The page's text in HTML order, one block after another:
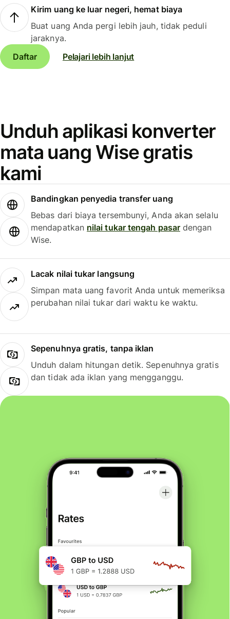
Kirim uang ke luar negeri, hemat biaya
Buat uang Anda pergi lebih jauh, tidak peduli
jaraknya.
Daftar
Pelajari lebih lanjut
Unduh aplikasi konverter
mata uang Wise gratis
kami
Bandingkan penyedia transfer uang
Bebas dari biaya tersembunyi, Anda akan selalu
mendapatkan nilai tukar tengah pasardengan
Wise.
Lacak nilai tukar langsung
Simpan mata uang favorit Anda untuk memeriksa
perubahan nilai tukar dari waktu ke waktu.
Sepenuhnya gratis, tanpa iklan
Unduh dalam hitungan detik. Sepenuhnya gratis
dan tidak ada iklan yang mengganggu.